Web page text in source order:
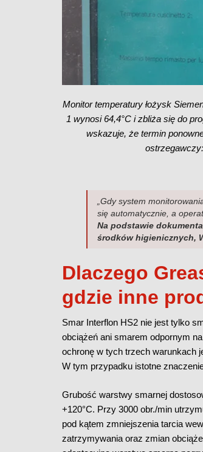
Monitor temperatury łożysk
1 wynosi 64,4°C i zbliża się do
wskazuje, że termin
„Gdy system
się automatycznie, a
Na podstawie
środków higienicznych,
Dlaczego
gdzie inne
Smar Interflon HS2 nie jest tylko
obciążeń ani smarem odpornym
ochronę w tych trzech warunkach
W tym przypadku istotne
Grubość warstwy smarnej
+120°C. Przy 3000 obr./min
pod kątem zmniejszenia tarcia
zatrzymywania oraz zmian